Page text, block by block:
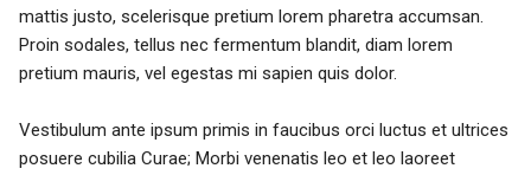
mattis justo, scelerisque pretium lorem pharetra accumsan.
Proin sodales, tellus nec fermentum blandit, diam lorem
pretium mauris, vel egestas mi sapien quis dolor.
Vestibulum ante ipsum primis in faucibus orci luctus et ultrices
posuere cubilia Curae; Morbi venenatis leo et leo laoreet